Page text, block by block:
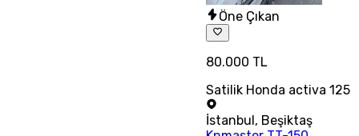
Öne Çıkan
80.000 TL
Satilik Honda activa 125
İstanbul , Beşiktaş